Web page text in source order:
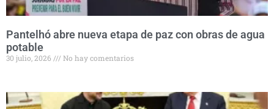
Pantelhó abre nueva etapa de paz con obras de agua
potable
30 julio, 2026 No hay comentarios